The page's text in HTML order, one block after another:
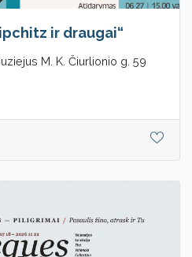
ir draugai“
M. K. Čiurlionio g. 59